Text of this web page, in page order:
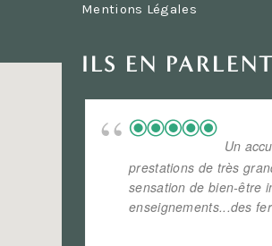
Mentions Légales
ILS EN
Un
prestations de très
sensation de bien-être
enseignements...des